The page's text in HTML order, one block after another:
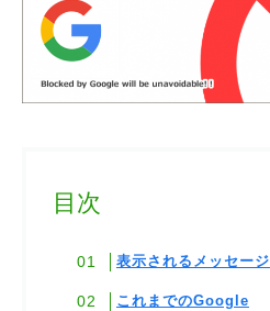
目次
表示されるメッセージ
これまでのGoogle